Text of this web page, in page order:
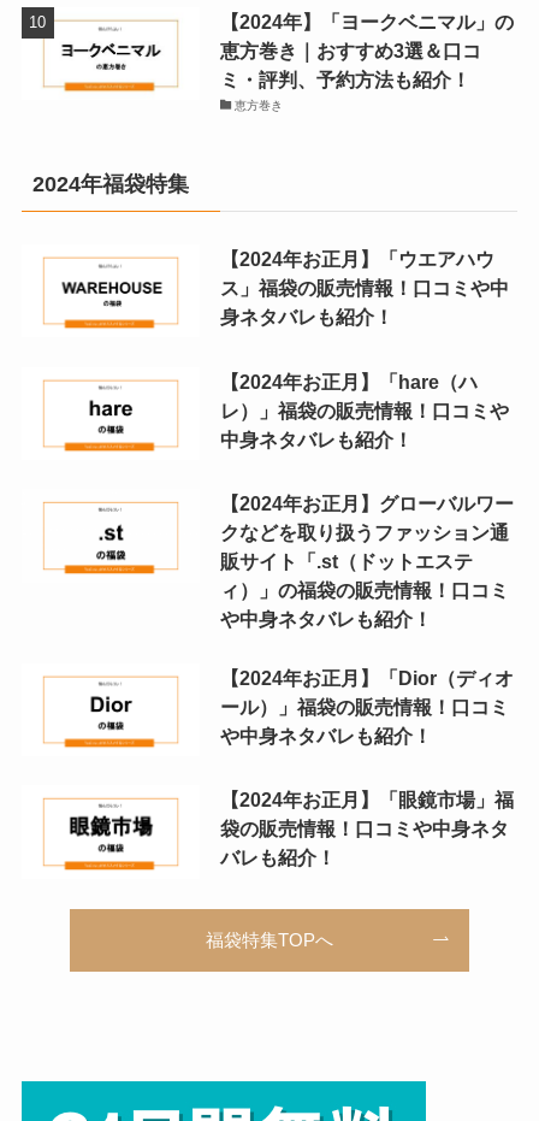
【2024年】「ヨークベニマル」の
恵方巻き｜おすすめ3選＆口コ
ミ・評判、予約方法も紹介！
恵方巻き
2024年福袋特集
【2024年お正月】「ウエアハウ
ス」福袋の販売情報！口コミや中
身ネタバレも紹介！
【2024年お正月】「hare（ハ
レ）」福袋の販売情報！口コミや
中身ネタバレも紹介！
【2024年お正月】グローバルワー
クなどを取り扱うファッション通
販サイト「.st（ドットエステ
ィ）」の福袋の販売情報！口コミ
や中身ネタバレも紹介！
【2024年お正月】「Dior（ディオ
ール）」福袋の販売情報！口コミ
や中身ネタバレも紹介！
【2024年お正月】「眼鏡市場」福
袋の販売情報！口コミや中身ネタ
バレも紹介！
福袋特集TOPへ